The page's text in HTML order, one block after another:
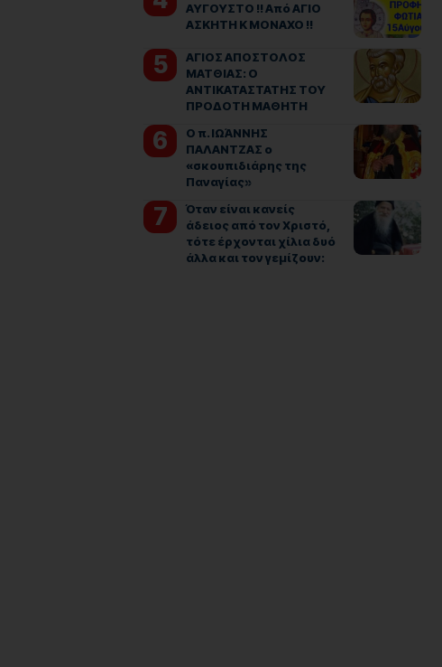
ΑΥΓΟΥΣΤΟ !! Από ΑΓΙΟ
ΑΣΚΗΤΗ Κ ΜΟΝΑΧΟ !!
ΑΓΙΟΣ ΑΠΟΣΤΟΛΟΣ
ΜΑΤΘΙΑΣ: Ο
ΑΝΤΙΚΑΤΑΣΤΑΤΗΣ ΤΟΥ
ΠΡΟΔΟΤΗ ΜΑΘΗΤΗ
Ο π. ΙΩΆΝΝΗΣ
ΠΑΛΑΝΤΖΑΣ ο
«σκουπιδιάρης της
Παναγίας»
Όταν είναι κανείς
άδειος από τον Χριστό,
τότε έρχονται χίλια δυό
άλλα και τον γεμίζουν: